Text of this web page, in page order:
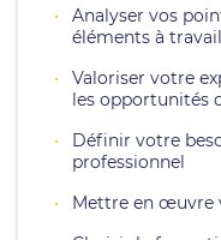
Analyser vos
éléments à
Valoriser votre
les opportunités
Définir votre
professionnel
Mettre en œuvre